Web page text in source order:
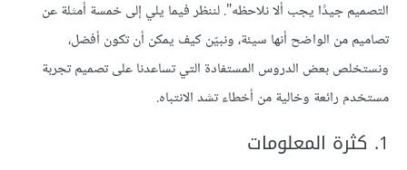
التصميم جيدًا يجب ألا نلاحظه". لننظر فيما يلي إلى خمسة أمثلة عن
تصاميم من الواضح أنها سيئة، ونبيّن كيف يمكن أن تكون أفضل،
ونستخلص بعض الدروس المستفادة التي تساعدنا على تصميم تجربة
مستخدم رائعة وخالية من أخطاء تشد الانتباه.
1. كثرة المعلومات